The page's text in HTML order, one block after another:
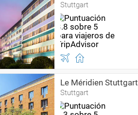
Stuttgart
Le Méridien Stuttgart
Stuttgart